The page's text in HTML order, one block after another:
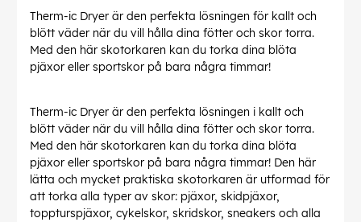
Therm-ic Dryer är den perfekta lösningen för kallt och
blött väder när du vill hålla dina fötter och skor torra.
Med den här skotorkaren kan du torka dina blöta
pjäxor eller sportskor på bara några timmar!
Therm-ic Dryer är den perfekta lösningen i kallt och
blött väder när du vill hålla dina fötter och skor torra.
Med den här skotorkaren kan du torka dina blöta
pjäxor eller sportskor på bara några timmar! Den här
lätta och mycket praktiska skotorkaren är utformad för
att torka alla typer av skor: pjäxor, skidpjäxor,
toppturspjäxor, cykelskor, skridskor, sneakers och alla